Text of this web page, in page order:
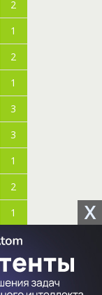
2
1
2
1
3
3
1
2
1
1
2
X